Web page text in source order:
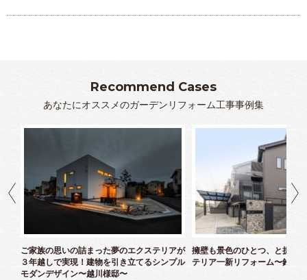
Recommend Cases
あなたにオススメのガーデンリフォーム工事事例集
ご家族の思いの詰まった夢のエクステリアが
３年越しで実現！建物を引き立てるシンプル
モダンデザイン〜越川様邸〜
擁壁も景色のひとつ、と捉え
テリア一新リフォーム〜鈴木